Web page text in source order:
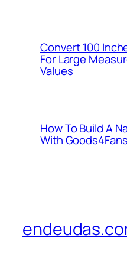
Convert 100
For Large
Values
How To Build A
With